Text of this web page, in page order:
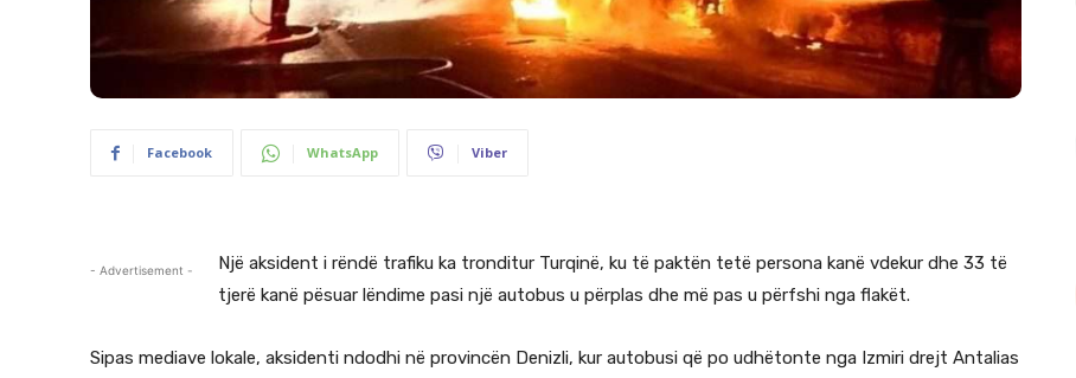
Facebook WhatsApp Viber
- Advertisement -
Një aksident i rëndë trafiku ka tronditur Turqinë, ku të paktën tetë persona kanë vdekur dhe 33 të
tjerë kanë pësuar lëndime pasi një autobus u përplas dhe më pas u përfshi nga flakët.
Sipas mediave lokale, aksidenti ndodhi në provincën Denizli, kur autobusi që po udhëtonte nga Izmiri drejt Antalias